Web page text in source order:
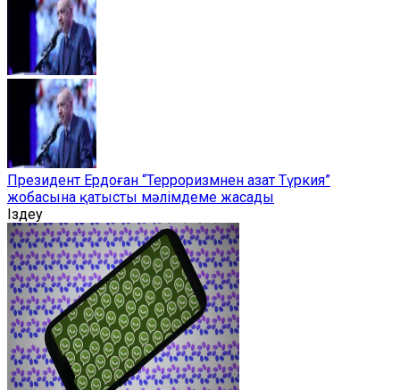
Президент Ердоған “Терроризмнен азат Түркия”
жобасына қатысты мәлімдеме жасады
Іздеу